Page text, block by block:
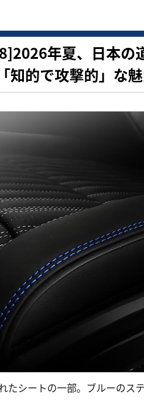
年夏、日本の
知的で攻撃的」な
たシートの一部。ブルーのス